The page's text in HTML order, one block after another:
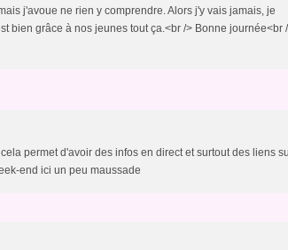
j'avoue ne rien y comprendre. Alors j'y vais jamais, je
bien grâce à nos jeunes tout ça.<br /> Bonne journée<br
permet d'avoir des infos en direct et surtout des liens
end ici un peu maussade